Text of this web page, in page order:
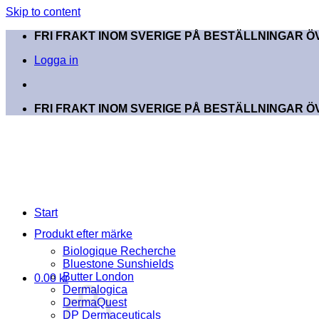
Skip to content
FRI FRAKT INOM SVERIGE PÅ BESTÄLLNINGAR
Logga in
FRI FRAKT INOM SVERIGE PÅ BESTÄLLNINGAR
0.00 kr
Start
Produkt efter märke
Biologique Recherche
Bluestone Sunshields
Butter London
Dermalogica
DermaQuest
DP Dermaceuticals